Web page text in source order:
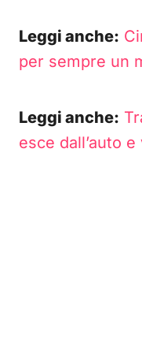
Leggi anche:
per sempre un
Leggi anche:
esce dall’auto